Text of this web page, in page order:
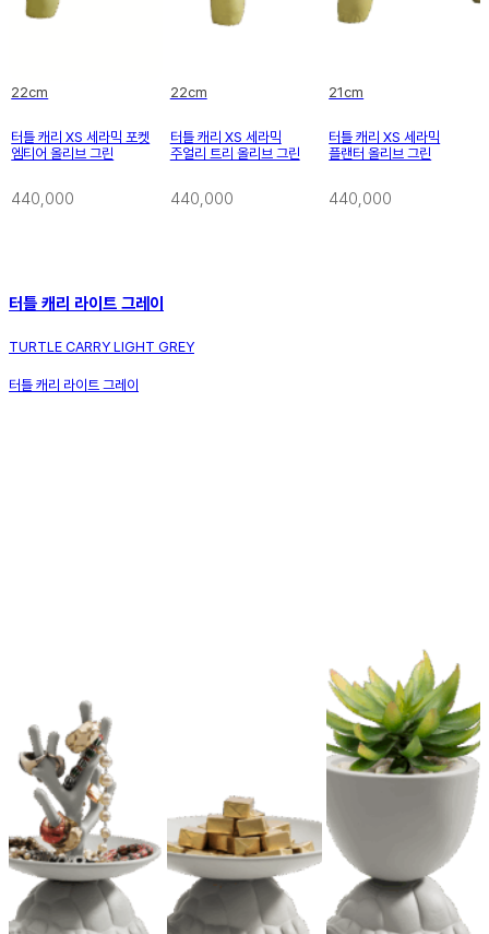
22cm
터틀 캐리 XS 세라믹 포켓
엠티어 올리브 그린
440,000
22cm
터틀 캐리 XS 세라믹
주얼리 트리 올리브 그린
440,000
21cm
터틀 캐리 XS 세라믹
플랜터 올리브 그린
440,000
터틀 캐리 라이트 그레이
TURTLE CARRY LIGHT GREY
터틀 캐리 라이트 그레이